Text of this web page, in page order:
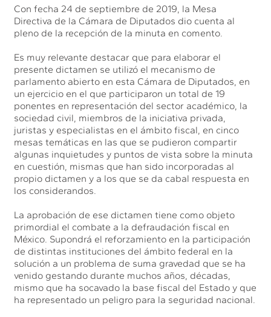
Con fecha 24 de septiembre de 2019, la Mesa
Directiva de la Cámara de Diputados dio cuenta al
pleno de la recepción de la minuta en comento.
Es muy relevante destacar que para elaborar el
presente dictamen se utilizó el mecanismo de
parlamento abierto en esta Cámara de Diputados, en
un ejercicio en el que participaron un total de 19
ponentes en representación del sector académico, la
sociedad civil, miembros de la iniciativa privada,
juristas y especialistas en el ámbito fiscal, en cinco
mesas temáticas en las que se pudieron compartir
algunas inquietudes y puntos de vista sobre la minuta
en cuestión, mismas que han sido incorporadas al
propio dictamen y a los que se da cabal respuesta en
los considerandos.
La aprobación de ese dictamen tiene como objeto
primordial el combate a la defraudación fiscal en
México. Supondrá el reforzamiento en la participación
de distintas instituciones del ámbito federal en la
solución a un problema de suma gravedad que se ha
venido gestando durante muchos años, décadas,
mismo que ha socavado la base fiscal del Estado y que
ha representado un peligro para la seguridad nacional.